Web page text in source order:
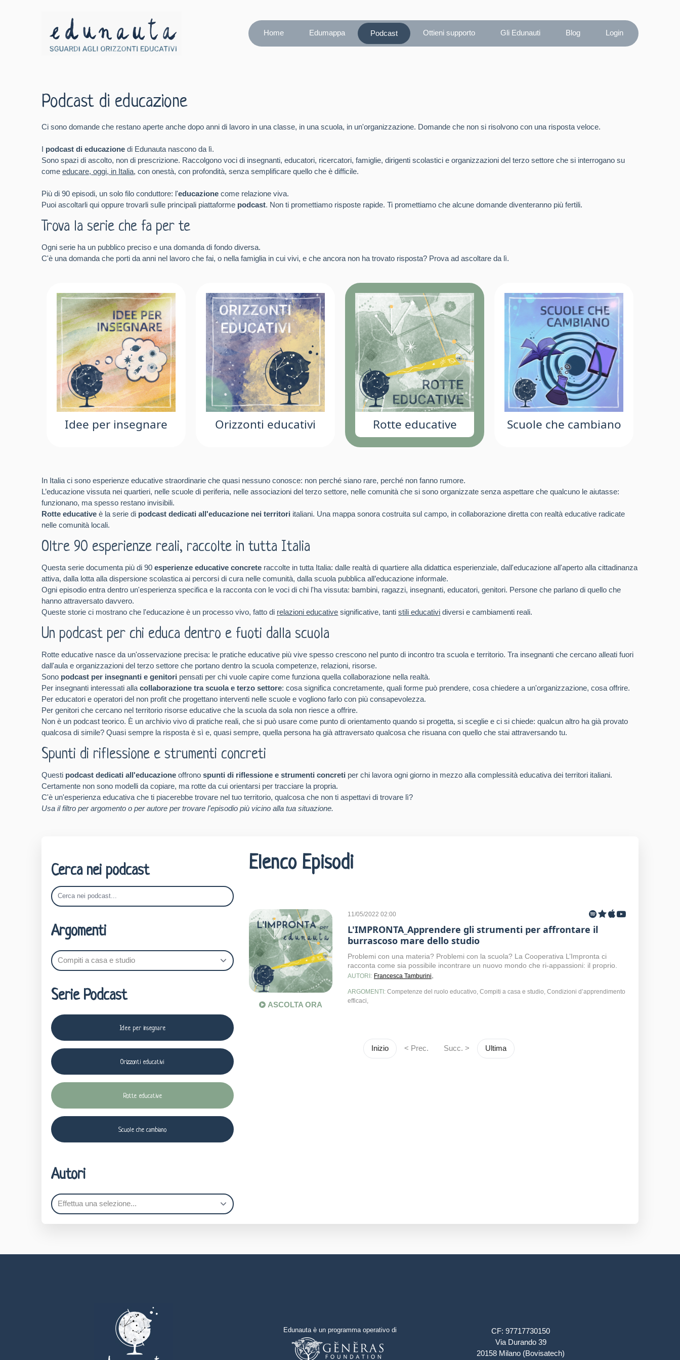
Home Edumappa Podcast Ottieni supporto Gli Edunauti Blog Login
Podcast di educazione
Ci sono domande che restano aperte anche dopo anni di lavoro in una classe, in una scuola, in un'organizzazione. Domande che non si risolvono con una risposta veloce.
I podcast di educazionedi Edunauta nascono da lì.
Sono spazi di ascolto, non di prescrizione. Raccolgono voci di insegnanti, educatori, ricercatori, famiglie, dirigenti scolastici e organizzazioni del terzo settore che si interrogano su
comeeducare, oggi, in Italia, con onestà, con profondità, senza semplificare quello che è difficile.
Più di 90 episodi, un solo filo conduttore: l'educazione come relazione viva.
Puoi ascoltarli qui oppure trovarli sulle principali piattaforme podcast. Non ti promettiamo risposte rapide. Ti promettiamo che alcune domande diventeranno più fertili.
Trova la serie che fa per te
Ogni serie ha un pubblico preciso e una domanda di fondo diversa.
C'è una domanda che porti da anni nel lavoro che fai, o nella famiglia in cui vivi, e che ancora non ha trovato risposta? Prova ad ascoltare da lì.
Idee per insegnare Orizzonti educativi Rotte educative Scuole che cambiano
In Italia ci sono esperienze educative straordinarie che quasi nessuno conosce: non perché siano rare, perché non fanno rumore.
L’educazione vissuta nei quartieri, nelle scuole di periferia, nelle associazioni del terzo settore, nelle comunità che si sono organizzate senza aspettare che qualcuno le aiutasse:
funzionano, ma spesso restano invisibili.
Rotte educative è la serie di podcast dedicati all'educazione nei territori italiani. Una mappa sonora costruita sul campo, in collaborazione diretta con realtà educative radicate
nelle comunità locali.
Oltre 90 esperienze reali, raccolte in tutta Italia
Questa serie documenta più di 90esperienze educative concrete raccolte in tutta Italia: dalle realtà di quartiere alla didattica esperienziale, dall'educazione all'aperto alla cittadinanza
attiva, dalla lotta alla dispersione scolastica ai percorsi di cura nelle comunità, dalla scuola pubblica all’educazione informale.
Ogni episodio entra dentro un'esperienza specifica e la racconta con le voci di chi l'ha vissuta: bambini, ragazzi, insegnanti, educatori, genitori. Persone che parlano di quello che
hanno attraversato davvero.
Queste storie ci mostrano che l'educazione è un processo vivo, fatto di relazioni educative significative, tantistili educativi diversi e cambiamenti reali.
Un podcast per chi educa dentro e fuoti dalla scuola
Rotte educative nasce da un'osservazione precisa: le pratiche educative più vive spesso crescono nel punto di incontro tra scuola e territorio. Tra insegnanti che cercano alleati fuori
dall'aula e organizzazioni del terzo settore che portano dentro la scuola competenze, relazioni, risorse.
Sono podcast per insegnanti e genitori pensati per chi vuole capire come funziona quella collaborazione nella realtà.
Per insegnanti interessati allacollaborazione tra scuola e terzo settore: cosa significa concretamente, quali forme può prendere, cosa chiedere a un'organizzazione, cosa offrire.
Per educatori e operatori del non profit che progettano interventi nelle scuole e vogliono farlo con più consapevolezza.
Per genitori che cercano nel territorio risorse educative che la scuola da sola non riesce a offrire.
Non è un podcast teorico. È un archivio vivo di pratiche reali, che si può usare come punto di orientamento quando si progetta, si sceglie e ci si chiede: qualcun altro ha già provato
qualcosa di simile? Quasi sempre la risposta è sì e, quasi sempre, quella persona ha già attraversato qualcosa che risuana con quello che stai attraversando tu.
Spunti di riflessione e strumenti concreti
Questi podcast dedicati all'educazione offronospunti di riflessione e strumenti concreti per chi lavora ogni giorno in mezzo alla complessità educativa dei territori italiani.
Certamente non sono modelli da copiare, ma rotte da cui orientarsi per tracciare la propria.
C'è un'esperienza educativa che ti piacerebbe trovare nel tuo territorio, qualcosa che non ti aspettavi di trovare lì?
Usa il filtro per argomento o per autore per trovare l'episodio più vicino alla tua situazione.
Cerca nei podcast
Argomenti
Serie Podcast
Idee per insegnare
Orizzonti educativi
Rotte educative
Scuole che cambiano
Autori
Elenco Episodi
ASCOLTA ORA
11/05/2022 02:00
L'IMPRONTA_Apprendere gli strumenti per affrontare il
burrascoso mare dello studio
Problemi con una materia? Problemi con la scuola? La Cooperativa L’Impronta ci
racconta come sia possibile incontrare un nuovo mondo che ri-appassioni: il proprio.
AUTORI: Francesca Tamburini,
ARGOMENTI: Competenze del ruolo educativo, Compiti a casa e studio, Condizioni d’apprendimento
efficaci,
Inizio < Prec. Succ. > Ultima
Edunauta è un programma operativo di
CF: 97717730150
Via Durando 39
20158 Milano (Bovisatech)